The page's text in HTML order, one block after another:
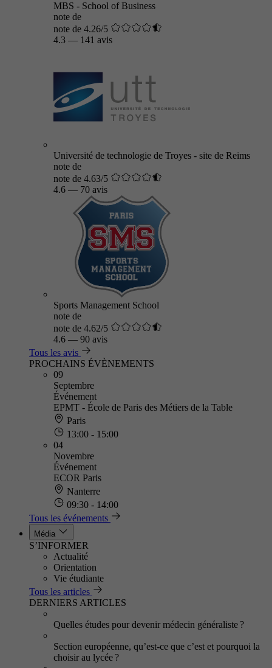
MBS - School of Business
note de
note de 4.26/5
4.3 — 141 avis
Université de technologie de Troyes - site de Reims
note de
note de 4.63/5
4.6 — 70 avis
Sports Management School
note de
note de 4.62/5
4.6 — 90 avis
Tous les avis
PROCHAINS ÉVÈNEMENTS
09
Septembre
Événement
EPMT - École de Paris des Métiers de la Table
Paris
13:00 - 15:00
04
Novembre
Événement
ECOR Paris
Nanterre
09:30 - 14:00
Tous les événements
Média
S’INFORMER
Actualité
Orientation
Vie étudiante
Tous les articles
DERNIERS ARTICLES
Quelles études pour devenir médecin généraliste ?
Section européenne, qu’est-ce que c’est et pourquoi la
choisir au lycée ?